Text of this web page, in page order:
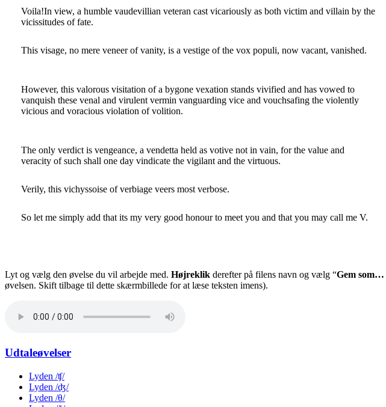
Voila!In view, a humble vaudevillian veteran cast vicariously as both victim and villain by the
vicissitudes of fate.
This visage, no mere veneer of vanity, is a vestige of the vox populi, now vacant, vanished.
However, this valorous visitation of a bygone vexation stands vivified and has vowed to
vanquish these venal and virulent vermin vanguarding vice and vouchsafing the violently
vicious and voracious violation of volition.
The only verdict is vengeance, a vendetta held as votive not in vain, for the value and
veracity of such shall one day vindicate the vigilant and the virtuous.
Verily, this vichyssoise of verbiage veers most verbose.
So let me simply add that its my very good honour to meet you and that you may call me V.
Lyt og vælg den øvelse du vil arbejde med. Højreklik derefter på filens navn og vælg “Gem som…
øvelsen. Skift tilbage til dette skærmbillede for at læse teksten imens).
Udtaleøvelser
Lyden /ʧ/
Lyden /ʤ/
Lyden /θ/